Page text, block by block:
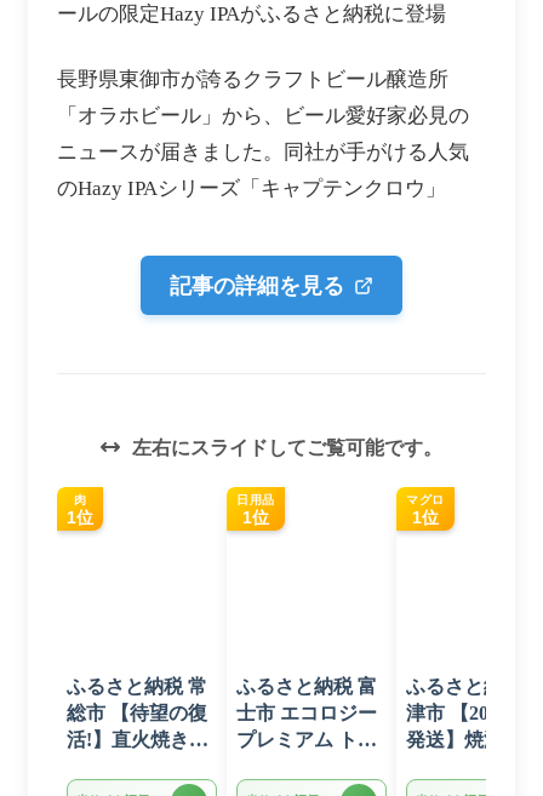
ールの限定Hazy IPAがふるさと納税に登場
長野県東御市が誇るクラフトビール醸造所
「オラホビール」から、ビール愛好家必見の
ニュースが届きました。同社が手がける人気
のHazy IPAシリーズ「キャプテンクロウ」
記事の詳細を見る
左右にスライドしてご覧可能です。
肉
1位
ふるさと納税 常
総市 【待望の復
活!】直火焼きハ
日用品
1位
ふるさと納税 富
士市 エコロジー
プレミアム トイ
マグロ
1位
ふるさと納税
津市 【2026年6
発送】焼津 マ